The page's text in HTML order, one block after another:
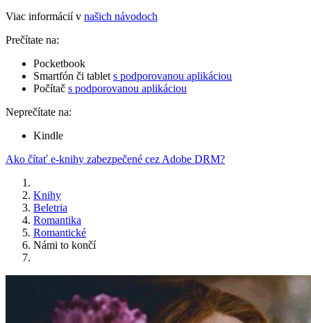
Viac informácií v našich návodoch
Prečítate na:
Pocketbook
Smartfón či tablet s podporovanou aplikáciou
Počítač s podporovanou aplikáciou
Neprečítate na:
Kindle
Ako čítať e-knihy zabezpečené cez Adobe DRM?
Knihy
Beletria
Romantika
Romantické
Námi to končí